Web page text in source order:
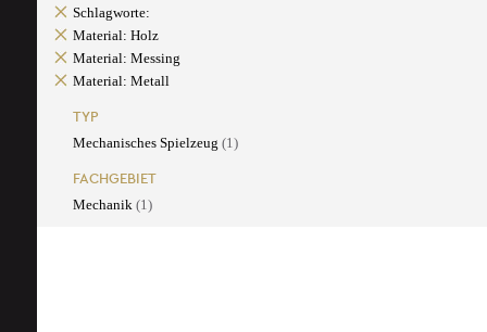
Schlagworte:
Material: Holz
Material: Messing
Material: Metall
TYP
Mechanisches Spielzeug (1)
FACHGEBIET
Mechanik (1)